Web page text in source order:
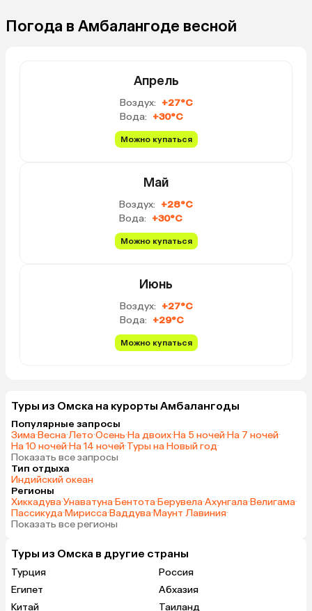
Погода в Амбалангоде весной
Апрель
Воздух: +27°C
Вода: +30°C
Можно купаться
Май
Воздух: +28°C
Вода: +30°C
Можно купаться
Июнь
Воздух: +27°C
Вода: +29°C
Можно купаться
Туры из Омска на курорты Амбалангоды
Популярные запросы
Зима·Весна·Лето·Осень·На двоих·На 5 ночей·На 7 ночей·
На 10 ночей·На 14 ночей·Туры на Новый год·
Показать все запросы
Тип отдыха
Индийский океан
Регионы
Хиккадува·Унаватуна·Бентота·Берувела·Ахунгала·Велигама·
Пассикуда·Мирисса·Ваддува·Маунт Лавиния·
Показать все регионы
Туры из Омска в другие страны
Турция
Россия
Египет
Абхазия
Китай
Таиланд